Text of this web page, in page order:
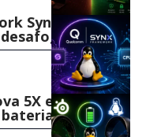
Synx no kernel
a CPU
5X e 7 ganham
no Linux